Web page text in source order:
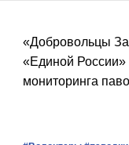
«Добровольцы
«Единой России»
мониторинга